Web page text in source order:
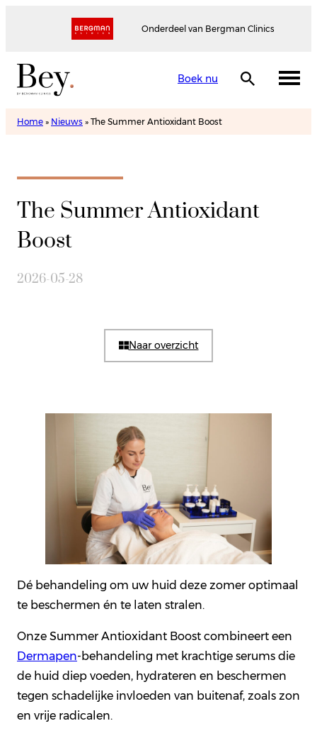
Onderdeel van Bergman Clinics
Boek nu
Home » Nieuws » The Summer Antioxidant Boost
The Summer Antioxidant
Boost
2026-05-28
Naar overzicht
Dé behandeling om uw huid deze zomer optimaal
te beschermen én te laten stralen.
Onze Summer Antioxidant Boost combineert een
Dermapen-behandeling met krachtige serums die
de huid diep voeden, hydrateren en beschermen
tegen schadelijke invloeden van buitenaf, zoals zon
en vrije radicalen.